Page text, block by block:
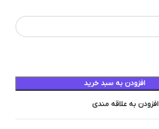
افزودن به سبد خرید
افزودن به علاقه مندی